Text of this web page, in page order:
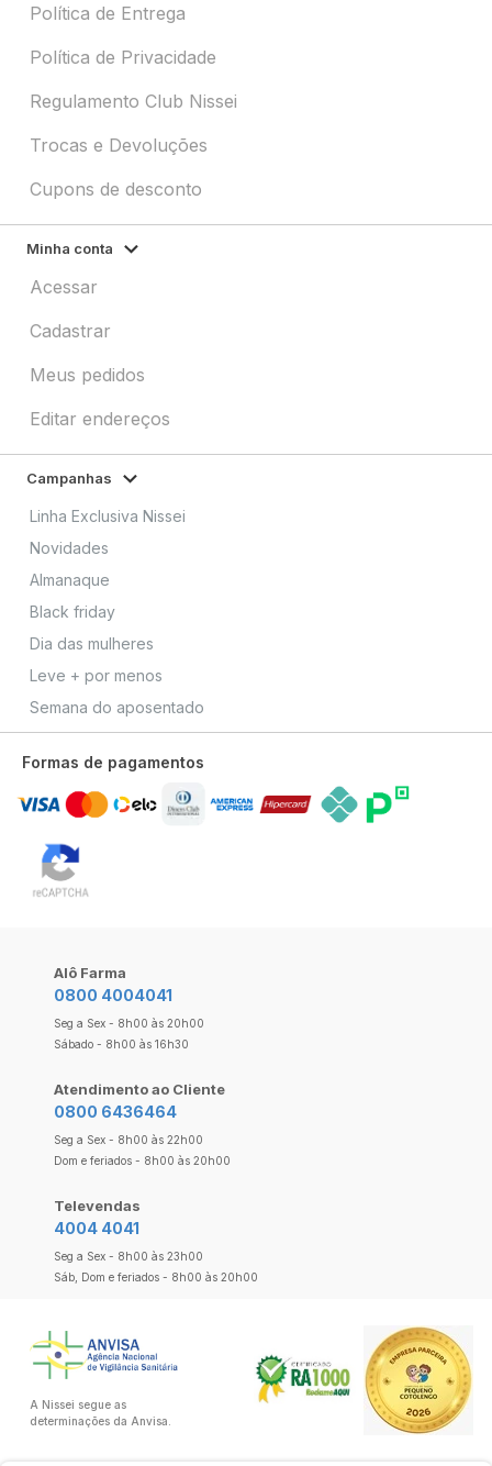
Política de Entrega
Política de Privacidade
Regulamento Club Nissei
Trocas e Devoluções
Cupons de desconto
Minha conta
Acessar
Cadastrar
Meus pedidos
Editar endereços
Campanhas
Linha Exclusiva Nissei
Novidades
Almanaque
Black friday
Dia das mulheres
Leve + por menos
Semana do aposentado
Formas de pagamentos
Alô Farma
0800 4004041
Seg a Sex - 8h00 às 20h00
Sábado - 8h00 às 16h30
Atendimento ao Cliente
0800 6436464
Seg a Sex - 8h00 às 22h00
Dom e feriados - 8h00 às 20h00
Televendas
4004 4041
Seg a Sex - 8h00 às 23h00
Sáb, Dom e feriados - 8h00 às 20h00
A Nissei segue as
determinações da Anvisa.